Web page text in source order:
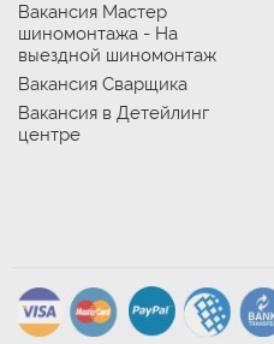
Вакансия Мастер
шиномонтажа - На
выездной шиномонтаж
Вакансия Сварщика
Вакансия в Детейлинг
центре